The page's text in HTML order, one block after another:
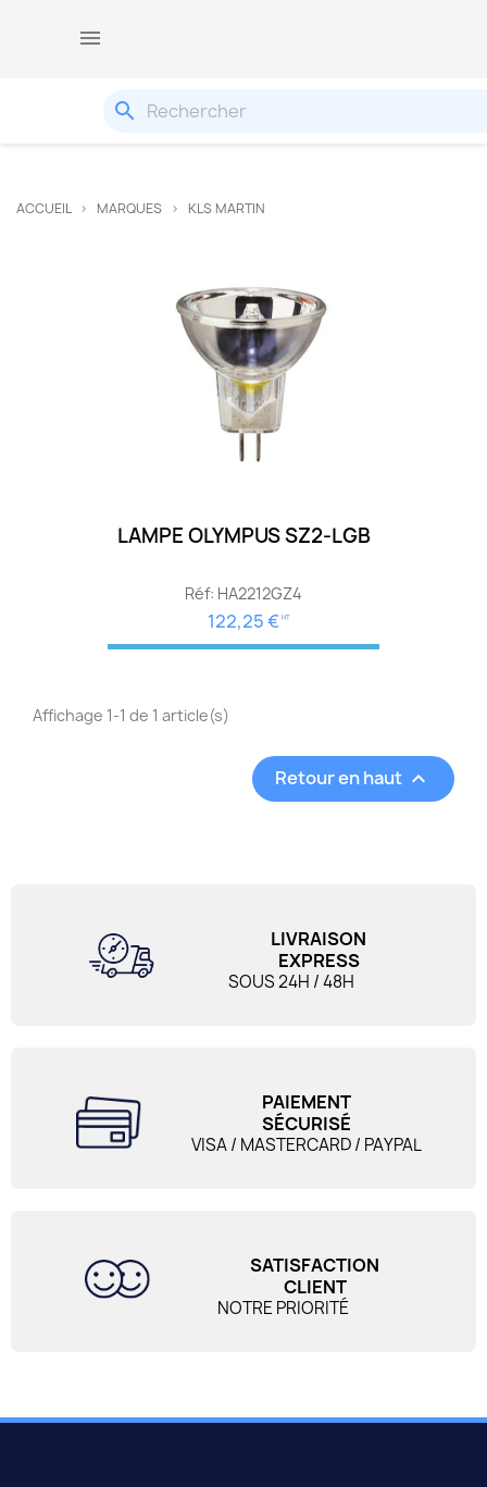

search
ACCUEIL MARQUES KLS MARTIN
LAMPE OLYMPUS SZ2-LGB
Réf: HA2212GZ4
122,25 € HT
Affichage 1-1 de 1 article(s)
Retour en haut 
LIVRAISON
EXPRESS
SOUS 24H / 48H
PAIEMENT
SÉCURISÉ
VISA / MASTERCARD / PAYPAL
SATISFACTION
CLIENT
NOTRE PRIORITÉ